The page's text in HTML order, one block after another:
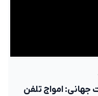
امواج تلفن